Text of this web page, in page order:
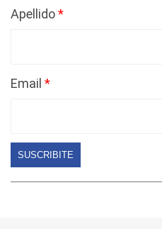
Apellido
Email
SUSCRIBITE